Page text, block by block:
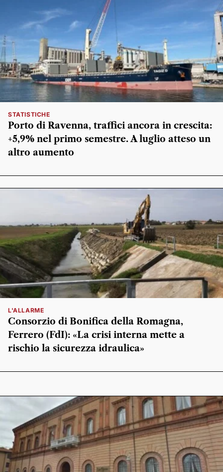
STATISTICHE
Porto di Ravenna, traffici ancora in crescita:
+5,9% nel primo semestre. A luglio atteso un
altro aumento
L'ALLARME
Consorzio di Bonifica della Romagna,
Ferrero (FdI): «La crisi interna mette a
rischio la sicurezza idraulica»